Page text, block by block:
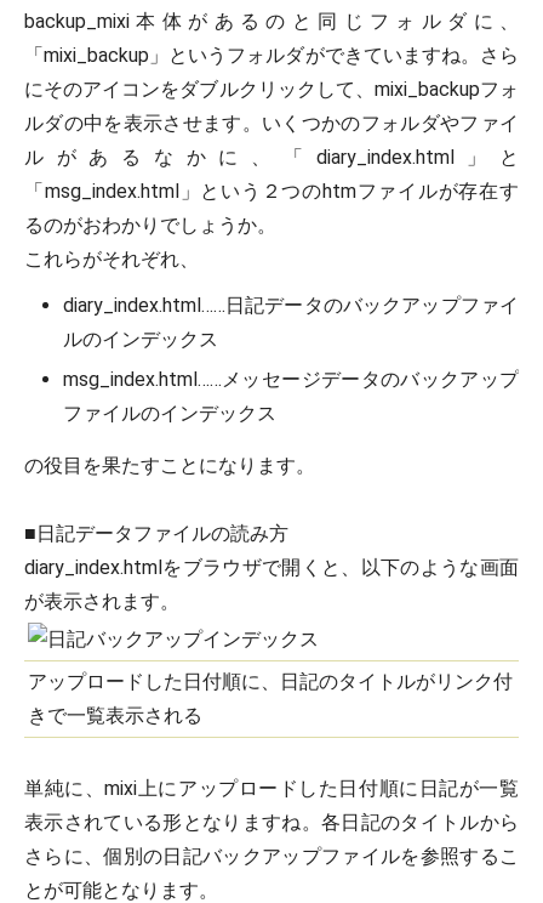
backup_mixi本体があるのと同じフォルダに、
「mixi_backup」というフォルダができていますね。さら
にそのアイコンをダブルクリックして、mixi_backupフォ
ルダの中を表示させます。いくつかのフォルダやファイ
ルがあるなかに、「diary_index.html」と
「msg_index.html」という２つのhtmファイルが存在す
るのがおわかりでしょうか。
これらがそれぞれ、
diary_index.html……日記データのバックアップファイ
ルのインデックス
msg_index.html……メッセージデータのバックアップ
ファイルのインデックス
の役目を果たすことになります。
■日記データファイルの読み方
diary_index.htmlをブラウザで開くと、以下のような画面
が表示されます。
アップロードした日付順に、日記のタイトルがリンク付
きで一覧表示される
単純に、mixi上にアップロードした日付順に日記が一覧
表示されている形となりますね。各日記のタイトルから
さらに、個別の日記バックアップファイルを参照するこ
とが可能となります。